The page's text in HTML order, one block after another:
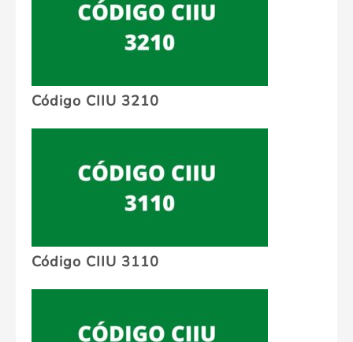
Código CIIU 3210
Código CIIU 3110